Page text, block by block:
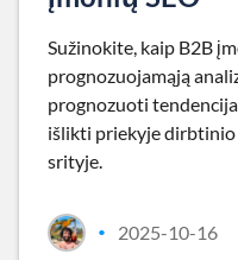
Sužinokite, kaip B2B
prognozuojamąją
prognozuoti
išlikti priekyje
srityje.
• 2025-10-16